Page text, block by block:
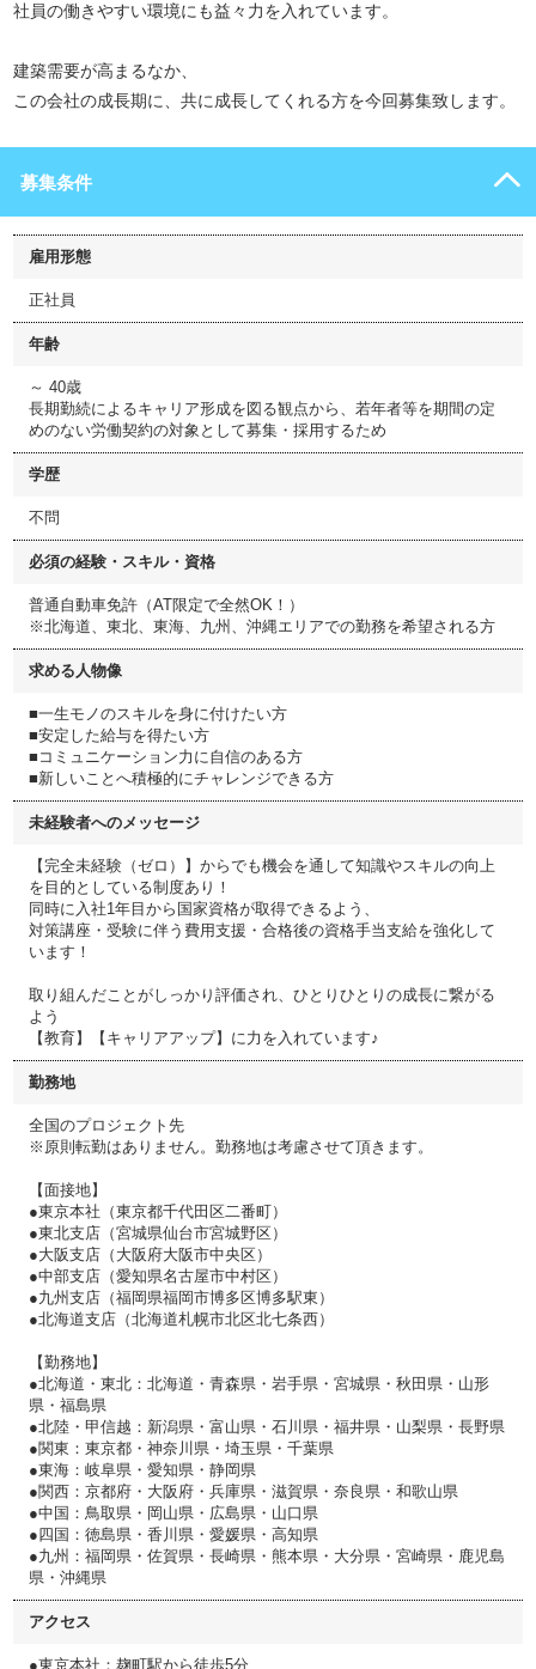
社員の働きやすい環境にも益々力を入れています。
建築需要が高まるなか、
この会社の成長期に、共に成長してくれる方を今回募集致します。
募集条件
雇用形態
正社員
年齢
～ 40歳
長期勤続によるキャリア形成を図る観点から、若年者等を期間の定
めのない労働契約の対象として募集・採用するため
学歴
不問
必須の経験・スキル・資格
普通自動車免許（AT限定で全然OK！）
※北海道、東北、東海、九州、沖縄エリアでの勤務を希望される方
求める人物像
■一生モノのスキルを身に付けたい方
■安定した給与を得たい方
■コミュニケーション力に自信のある方
■新しいことへ積極的にチャレンジできる方
未経験者へのメッセージ
【完全未経験（ゼロ）】からでも機会を通して知識やスキルの向上
を目的としている制度あり！
同時に入社1年目から国家資格が取得できるよう、
対策講座・受験に伴う費用支援・合格後の資格手当支給を強化して
います！
取り組んだことがしっかり評価され、ひとりひとりの成長に繋がる
よう
【教育】【キャリアアップ】に力を入れています♪
勤務地
全国のプロジェクト先
※原則転勤はありません。勤務地は考慮させて頂きます。
【面接地】
●東京本社（東京都千代田区二番町）
●東北支店（宮城県仙台市宮城野区）
●大阪支店（大阪府大阪市中央区）
●中部支店（愛知県名古屋市中村区）
●九州支店（福岡県福岡市博多区博多駅東）
●北海道支店（北海道札幌市北区北七条西）
【勤務地】
●北海道・東北：北海道・青森県・岩手県・宮城県・秋田県・山形
県・福島県
●北陸・甲信越：新潟県・富山県・石川県・福井県・山梨県・長野県
●関東：東京都・神奈川県・埼玉県・千葉県
●東海：岐阜県・愛知県・静岡県
●関西：京都府・大阪府・兵庫県・滋賀県・奈良県・和歌山県
●中国：鳥取県・岡山県・広島県・山口県
●四国：徳島県・香川県・愛媛県・高知県
●九州：福岡県・佐賀県・長崎県・熊本県・大分県・宮崎県・鹿児島
県・沖縄県
アクセス
●東京本社：麹町駅から徒歩5分